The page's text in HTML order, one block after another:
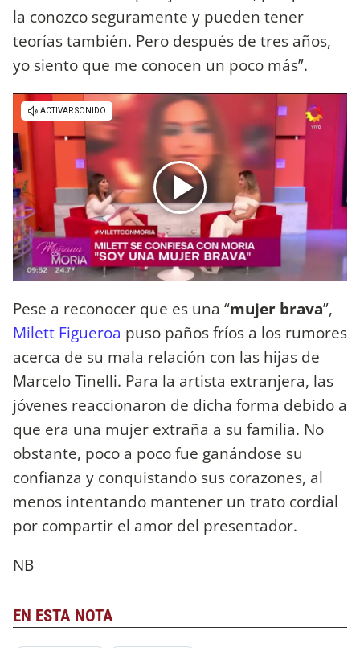
la conozco seguramente y pueden tener
teorías también. Pero después de tres años,
yo siento que me conocen un poco más”.
Pese a reconocer que es una “mujer brava”,
Milett Figueroa puso paños fríos a los rumores
acerca de su mala relación con las hijas de
Marcelo Tinelli. Para la artista extranjera, las
jóvenes reaccionaron de dicha forma debido a
que era una mujer extraña a su familia. No
obstante, poco a poco fue ganándose su
confianza y conquistando sus corazones, al
menos intentando mantener un trato cordial
por compartir el amor del presentador.
NB
EN ESTA NOTA